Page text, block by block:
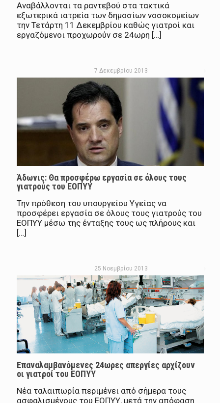
Αναβάλλονται τα ραντεβού στα τακτικά
εξωτερικά ιατρεία των δημοσίων νοσοκομείων
την Τετάρτη 11 Δεκεμβρίου καθώς γιατροί και
εργαζόμενοι προχωρούν σε 24ωρη […]
7 Δεκεμβρίου 2013
Άδωνις: Θα προσφέρω εργασία σε όλους τους
γιατρούς του ΕΟΠΥΥ
Την πρόθεση του υπουργείου Υγείας να
προσφέρει εργασία σε όλους τους γιατρούς του
ΕΟΠΥΥ μέσω της ένταξης τους ως πλήρους και
[…]
25 Νοεμβρίου 2013
Επαναλαμβανόμενες 24ωρες απεργίες αρχίζουν
οι γιατροί του ΕΟΠΥΥ
Νέα ταλαιπωρία περιμένει από σήμερα τους
ασφαλισμένους του ΕΟΠΥΥ, μετά την απόφαση